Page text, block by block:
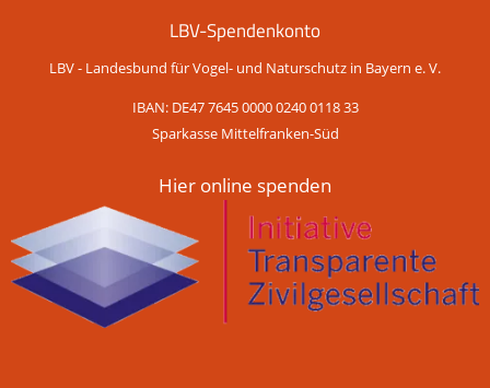
LBV-Spendenkonto
LBV - Landesbund für Vogel- und Naturschutz in Bayern e. V.
IBAN: DE47 7645 0000 0240 0118 33
Sparkasse Mittelfranken-Süd
Hier online spenden